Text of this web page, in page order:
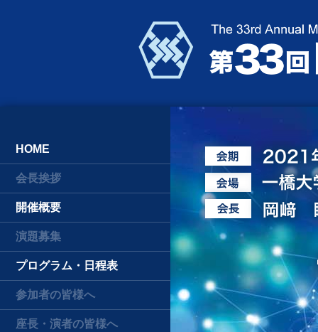
HOME
会長挨拶
開催概要
演題募集
プログラム・日程表
参加者の皆様へ
座長・演者の皆様へ